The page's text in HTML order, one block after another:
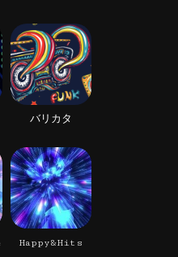
バリカタ
Happy&Hits